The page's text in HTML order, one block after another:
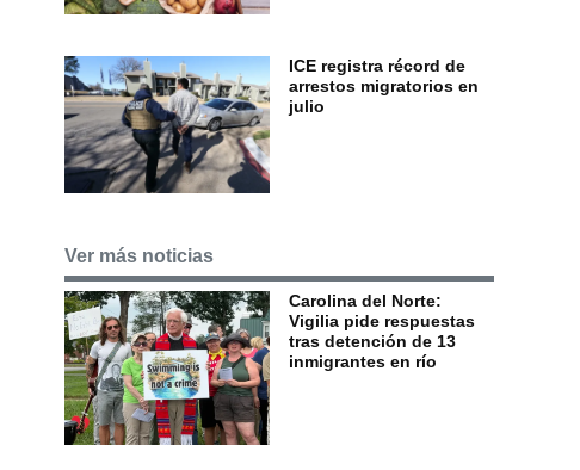
ICE registra récord de
arrestos migratorios en
julio
Ver más noticias
Carolina del Norte:
Vigilia pide respuestas
tras detención de 13
inmigrantes en río